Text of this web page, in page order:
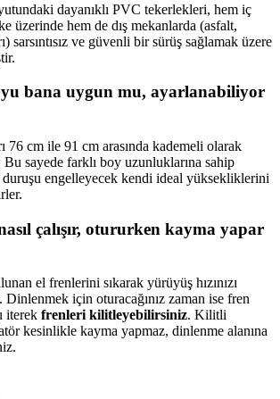
dayanıklı PVC tekerlekleri, hem iç
üzerinde hem de dış mekanlarda (asfalt,
sarsıntısız ve güvenli bir sürüş sağlamak üzere
bana uygun mu, ayarlanabiliyor
76 cm ile 91 cm arasında kademeli olarak
sayede farklı boy uzunluklarına sahip
duruşu engelleyecek kendi ideal yüksekliklerini
çalışır, otururken kayma yapar
el frenlerini sıkarak yürüyüş hızınızı
için oturacağınız zaman ise fren
iterek frenleri kilitleyebilirsiniz. Kilitli
kesinlikle kayma yapmaz, dinlenme alanına